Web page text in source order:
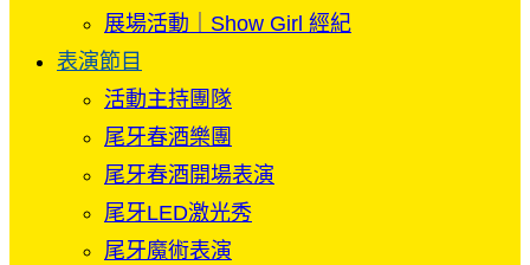
展場活動｜Show Girl 經紀
表演節目
活動主持團隊
尾牙春酒樂團
尾牙春酒開場表演
尾牙LED激光秀
尾牙魔術表演